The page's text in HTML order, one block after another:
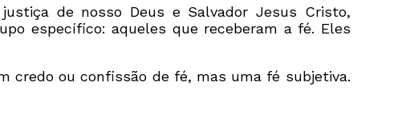
de nosso Deus e Salvador Jesus Cristo,
específico: aqueles que receberam a fé. Eles
credo ou confissão de fé, mas uma fé subjetiva.